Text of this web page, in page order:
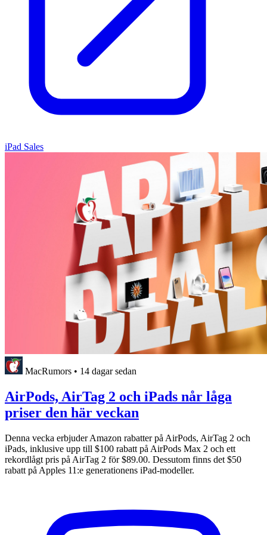
iPad Sales
MacRumors • 14 dagar sedan
AirPods, AirTag 2 och iPads når låga
priser den här veckan
Denna vecka erbjuder Amazon rabatter på AirPods, AirTag 2 och
iPads, inklusive upp till $100 rabatt på AirPods Max 2 och ett
rekordlågt pris på AirTag 2 för $89.00. Dessutom finns det $50
rabatt på Apples 11:e generationens iPad-modeller.